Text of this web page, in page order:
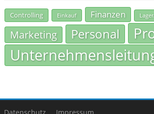
Controlling Einkauf Finanzen
Marketing Personal